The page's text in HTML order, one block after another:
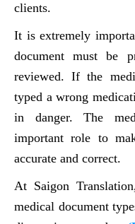
clients.
It is extremely
document must be
reviewed. If the
typed a wrong
in danger. The
important role to
accurate and correct.
At Saigon
medical document